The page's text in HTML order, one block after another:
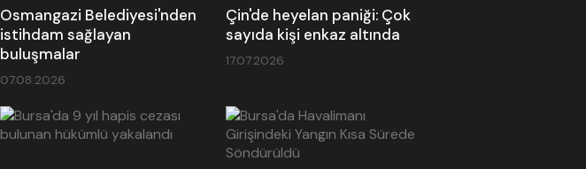
Osmangazi Belediyesi'nden
istihdam sağlayan
buluşmalar
07.08.2026
Çin'de heyelan paniği: Çok
sayıda kişi enkaz altında
17.07.2026